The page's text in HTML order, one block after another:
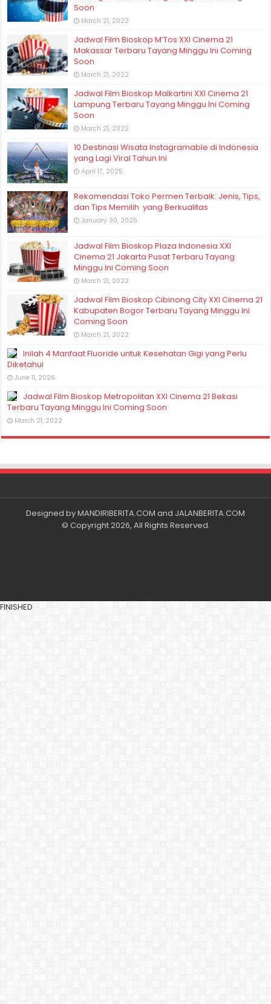
Soon
March 21, 2022
Jadwal Film Bioskop M’Tos XXI Cinema 21
Makassar Terbaru Tayang Minggu Ini Coming
Soon
March 21, 2022
Jadwal Film Bioskop Malkartini XXI Cinema 21
Lampung Terbaru Tayang Minggu Ini Coming
Soon
March 21, 2022
10 Destinasi Wisata Instagramable di Indonesia
yang Lagi Viral Tahun Ini
April 17, 2025
Rekomendasi Toko Permen Terbaik: Jenis, Tips,
dan Tips Memilih yang Berkualitas
January 30, 2025
Jadwal Film Bioskop Plaza Indonesia XXI
Cinema 21 Jakarta Pusat Terbaru Tayang
Minggu Ini Coming Soon
March 21, 2022
Jadwal Film Bioskop Cibinong City XXI Cinema 21
Kabupaten Bogor Terbaru Tayang Minggu Ini
Coming Soon
March 21, 2022
Inilah 4 Manfaat Fluoride untuk Kesehatan Gigi yang Perlu
Diketahui
June 11, 2026
Jadwal Film Bioskop Metropolitan XXI Cinema 21 Bekasi
Terbaru Tayang Minggu Ini Coming Soon
March 21, 2022
Designed byMANDIRIBERITA.COM and JALANBERITA.COM
© Copyright 2026, All Rights Reserved.
FINISHED